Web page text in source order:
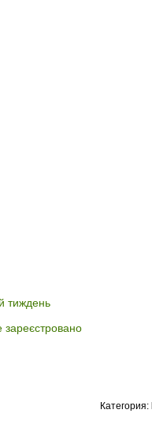
тиждень
Категория: